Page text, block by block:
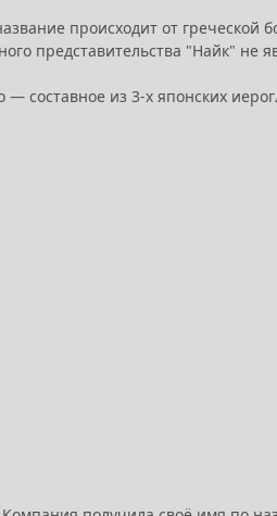
происходит от греческой
представительства "Найк" не
— составное из 3-х японских